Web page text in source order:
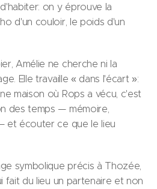
on y éprouve la
d'un couloir, le poids d'un
Amélie ne cherche ni la
Elle travaille « dans l'écart »:
maison où Rops a vécu, c'est
des temps — mémoire,
et écouter ce que le lieu
symbolique précis à Thozée,
fait du lieu un partenaire et non